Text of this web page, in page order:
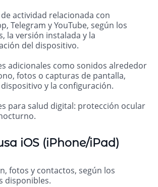
actividad relacionada con
Telegram y YouTube, según los
la versión instalada y la
del dispositivo.
adicionales como sonidos alrededor
fotos o capturas de pantalla,
y la configuración.
para salud digital: protección ocular
iOS (iPhone/iPad)
fotos y contactos, según los
disponibles.